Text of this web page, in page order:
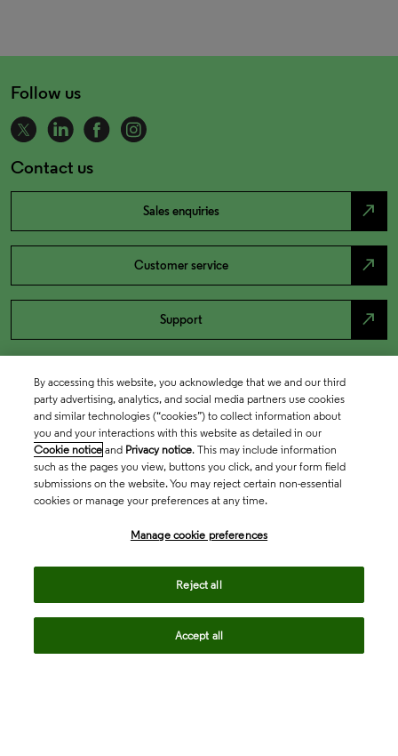
Follow us
Contact us
Sales enquiries north_east
Customer service north_east
Support north_east
By accessing this website, you acknowledge that we and our third
party advertising, analytics, and social media partners use cookies
and similar technologies (“cookies”) to collect information about
you and your interactions with this website as detailed in our
Cookie notice and Privacy notice. This may include information
such as the pages you view, buttons you click, and your form field
submissions on the website. You may reject certain non-essential
cookies or manage your preferences at any time.
Manage cookie preferences
Reject all
Accept all